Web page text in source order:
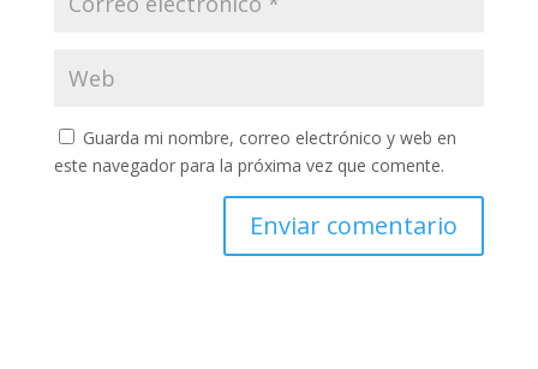
Guarda mi nombre, correo electrónico y web en
este navegador para la próxima vez que comente.